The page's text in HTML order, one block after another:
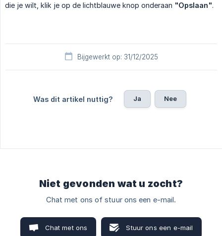
die je wilt, klik je op de lichtblauwe knop onderaan "Opslaan".
Bijgewerkt op: 31/12/2025
Was dit artikel nuttig? Ja Nee
Niet gevonden wat u zocht?
Chat met ons of stuur ons een e-mail.
Chat met ons Stuur ons een e-mail